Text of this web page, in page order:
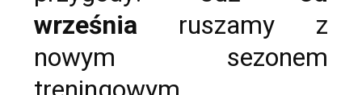
września ruszamy z
nowym sezonem